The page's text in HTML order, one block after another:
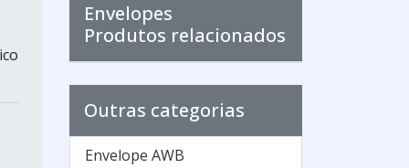
Envelopes
Produtos relacionados
Outras categorias
Envelope AWB